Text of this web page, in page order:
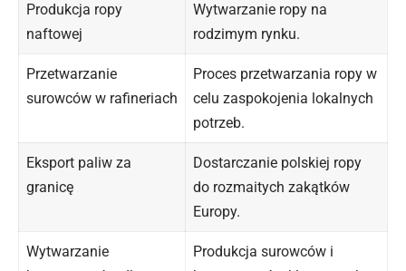
Produkcja ropy
naftowej
Wytwarzanie ropy na
rodzimym rynku.
Przetwarzanie
surowców w rafineriach
Proces przetwarzania ropy w
celu zaspokojenia lokalnych
potrzeb.
Eksport paliw za
granicę
Dostarczanie polskiej ropy
do rozmaitych zakątków
Europy.
Wytwarzanie
Produkcja surowców i